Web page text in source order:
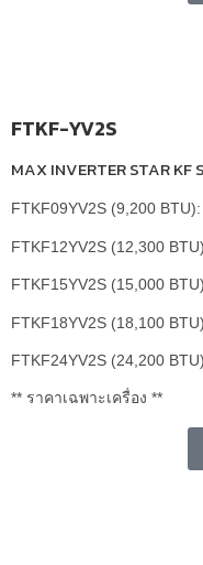
FTKF-YV2S
MAX INVERTER STAR KF
FTKF09YV2S (9,200
FTKF12YV2S (12,300
FTKF15YV2S (15,000
FTKF18YV2S (18,100
FTKF24YV2S (24,200
** ราคาเฉพาะเครื่อง **